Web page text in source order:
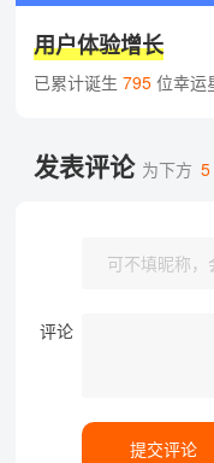
用户体验增长
已累计诞生 795位幸运
发表评论 为下方 5
评论
提交评论